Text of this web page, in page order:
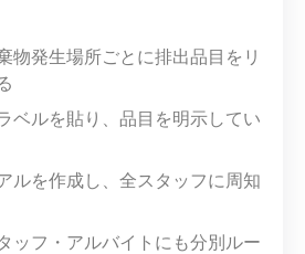
物発生場所ごとに排出品目をリ
ベルを貼り、品目を明示してい
ルを作成し、全スタッフに周知
ッフ・アルバイトにも分別ルー